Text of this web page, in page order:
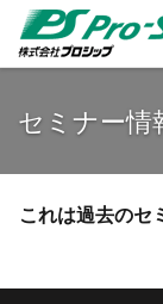
セミナー情
これは過去のセ